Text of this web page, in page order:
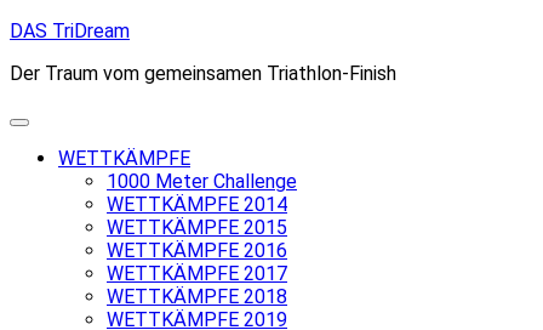
Skip
content
DAS TriDream
Der Traum vom gemeinsamen Triathlon-Finish
WETTKÄMPFE
1000 Meter Challenge
WETTKÄMPFE 2014
WETTKÄMPFE 2015
WETTKÄMPFE 2016
WETTKÄMPFE 2017
WETTKÄMPFE 2018
WETTKÄMPFE 2019